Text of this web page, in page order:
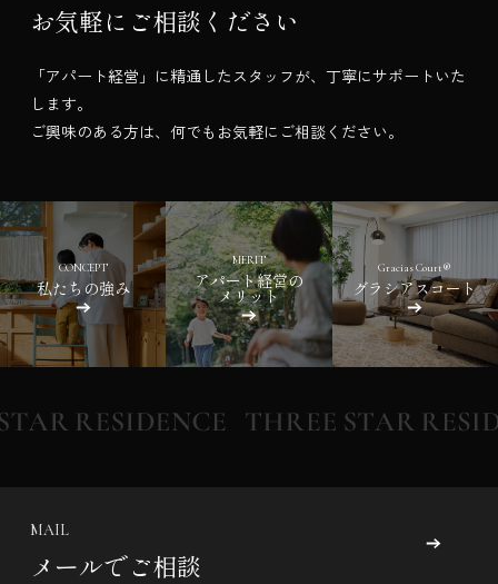
お気軽にご相談ください
「アパート経営」に精通したスタッフが、丁寧にサポートいた
します。
ご興味のある方は、何でもお気軽にご相談ください。
CONCEPT
私たちの強み
MERIT
アパート経営の
メリット
Gracias Court®
グラシアスコート
MAIL
メールでご相談